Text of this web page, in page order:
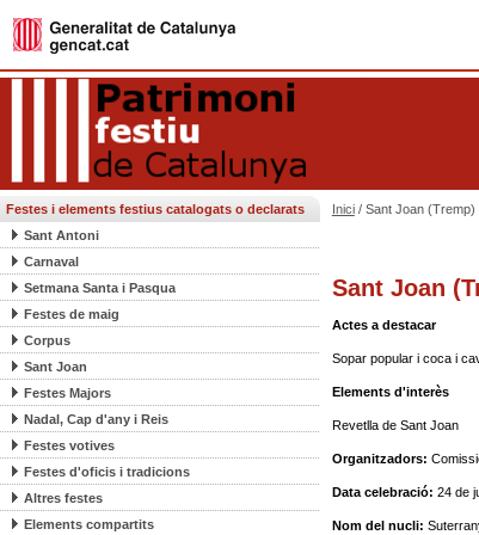
Festes i elements festius catalogats o declarats
Sant Antoni
Carnaval
Setmana Santa i Pasqua
Festes de maig
Corpus
Sant Joan
Festes Majors
Nadal, Cap d'any i Reis
Festes votives
Festes d'oficis i tradicions
Altres festes
Elements compartits
Inici/ Sant Joan (Tremp)
Sant Joan
Actes a destacar
Sopar popular i coca i
Elements d'interès
Revetlla de Sant Joan
Organitzadors:
Data celebració: 24 de
Nom del nucli: